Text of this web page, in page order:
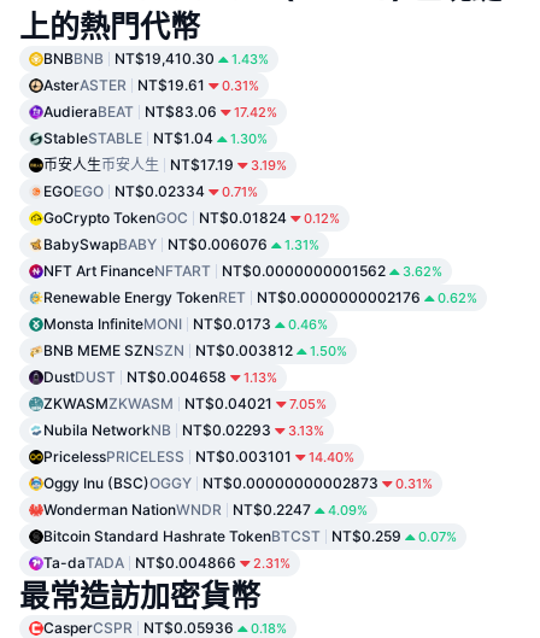
上的熱門代幣
BNBBNB NT$19,410.30 1.43%
AsterASTER NT$19.61 0.31%
AudieraBEAT NT$83.06 17.42%
StableSTABLE NT$1.04 1.30%
币安人生币安人生 NT$17.19 3.19%
EGOEGO NT$0.02334 0.71%
GoCrypto TokenGOC NT$0.01824 0.12%
BabySwapBABY NT$0.006076 1.31%
NFT Art FinanceNFTART NT$0.0000000001562 3.62%
Renewable Energy TokenRET NT$0.0000000002176 0.62%
Monsta InfiniteMONI NT$0.0173 0.46%
BNB MEME SZNSZN NT$0.003812 1.50%
DustDUST NT$0.004658 1.13%
ZKWASMZKWASM NT$0.04021 7.05%
Nubila NetworkNB NT$0.02293 3.13%
PricelessPRICELESS NT$0.003101 14.40%
Oggy Inu (BSC)OGGY NT$0.00000000002873 0.31%
Wonderman NationWNDR NT$0.2247 4.09%
Bitcoin Standard Hashrate TokenBTCST NT$0.259 0.07%
Ta-daTADA NT$0.004866 2.31%
最常造訪加密貨幣
CasperCSPR NT$0.05936 0.18%